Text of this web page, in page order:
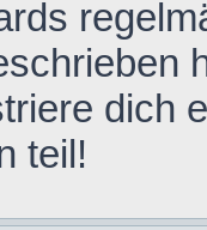
dich
teil!